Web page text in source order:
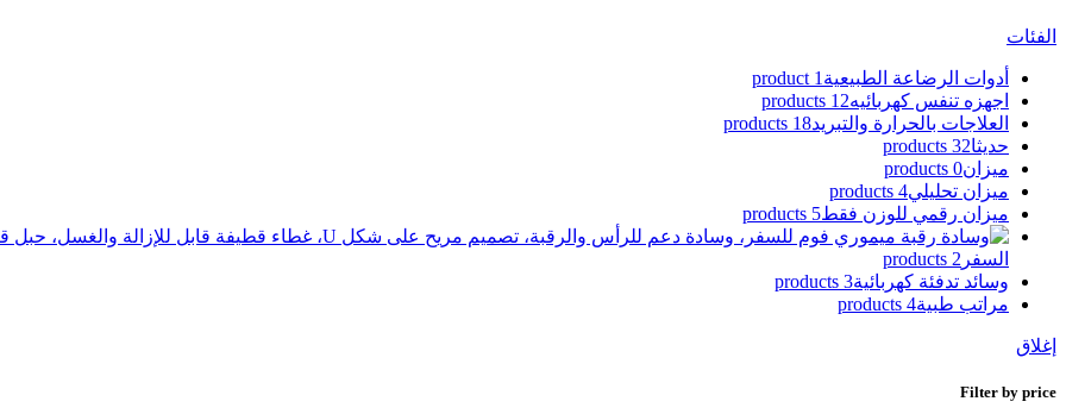
الفئات
أدوات الرضاعة الطبيعية 1 product
اجهزه تنفس كهربائيه12 products
العلاجات بالحرارة والتبريد18 products
حديثا32 products
ميزان0 products
ميزان تحليلي4 products
ميزان رقمي للوزن فقط5 products
السفر 2 products
وسائد تدفئة كهربائية3 products
مراتب طبية4 products
إغلاق
Filter by price